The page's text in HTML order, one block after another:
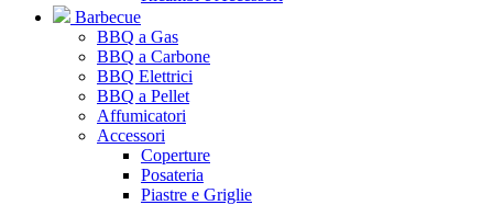
Barbecue
BBQ a Gas
BBQ a Carbone
BBQ Elettrici
BBQ a Pellet
Affumicatori
Accessori
Coperture
Posateria
Piastre e Griglie